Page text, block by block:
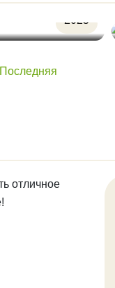
15/08
2025
Последняя